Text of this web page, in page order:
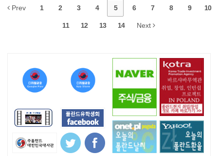
Prev 1 2 3 4 5 6 7 8 9 10
11 12 13 14 Next